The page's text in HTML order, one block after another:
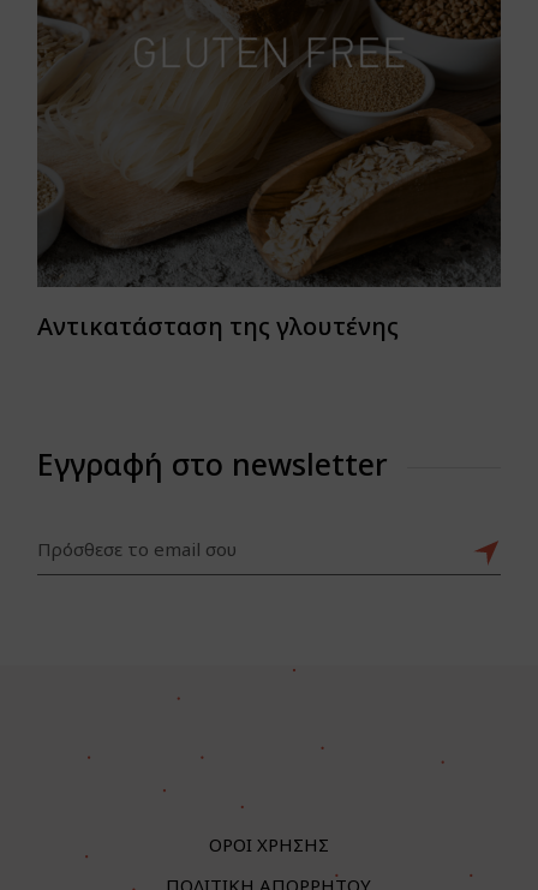
Αντικατάσταση της γλουτένης
Εγγραφή στο newsletter
ΟΡΟΙ ΧΡΗΣΗΣ
ΠΟΛΙΤΙΚΗ ΑΠΟΡΡΗΤΟΥ